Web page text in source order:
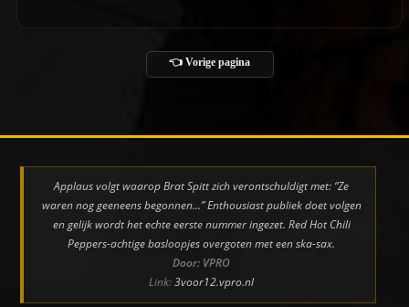
👈 Vorige pagina
Applaus volgt waarop Brat Spitt zich verontschuldigt met: “Ze
waren nog geeneens begonnen…” Enthousiast publiek doet volgen
en gelijk wordt het echte eerste nummer ingezet. Red Hot Chili
Peppers-achtige basloopjes overgoten met een ska-sax.
Door: VPRO
Link:3voor12.vpro.nl